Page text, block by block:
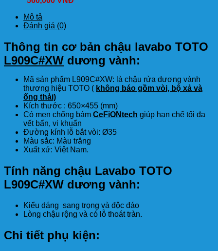
Mô tả
Đánh giá (0)
Thông tin cơ bản chậu lavabo TOTO
L909C#XW dương vành:
Mã sản phẩm L909C#XW: là chậu rửa dương vành
thương hiệu TOTO ( không báo gồm vòi, bộ xả và
ống thải)
Kích thước : 650×455 (mm)
Có men chống bám CeFiONtech giúp hạn chế tối đa
vết bẩn, vi khuẩn
Đường kính lỗ bắt vòi: Ø35
Màu sắc: Màu trắng
Xuất xứ: Việt Nam.
Tính năng chậu Lavabo TOTO
L909C#XW dương vành:
Kiểu dáng sang trọng và độc đáo
Lòng chậu rộng và có lỗ thoát tràn.
Chi tiết phụ kiện: